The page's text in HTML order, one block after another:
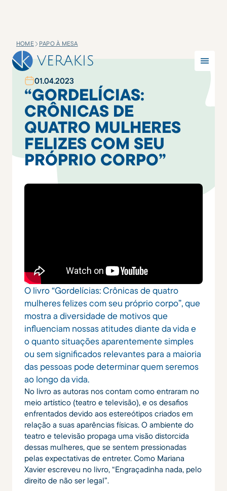
HOME PAPO À MESA
01.04.2023
“GORDELÍCIAS:
CRÔNICAS DE
QUATRO MULHERES
FELIZES COM SEU
PRÓPRIO CORPO”
O livro “Gordelícias: Crônicas de quatro
mulheres felizes com seu próprio corpo”, que
mostra a diversidade de motivos que
influenciam nossas atitudes diante da vida e
o quanto situações aparentemente simples
ou sem significados relevantes para a maioria
das pessoas pode determinar quem seremos
ao longo da vida.
No livro as autoras nos contam como entraram no
meio artístico (teatro e televisão), e os desafios
enfrentados devido aos estereótipos criados em
relação a suas aparências físicas. O ambiente do
teatro e televisão propaga uma visão distorcida
dessas mulheres, que se sentem pressionadas
pelas expectativas de entreter. Como Mariana
Xavier escreveu no livro, “Engraçadinha nada, pelo
direito de não ser legal”.